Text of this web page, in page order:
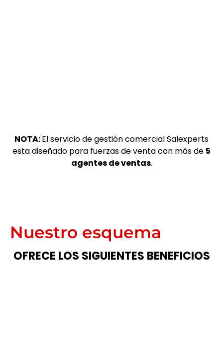
NOTA:El servicio de gestión comercial Salexperts
esta diseñado para fuerzas de venta con más de 5
agentes de ventas.
Nuestro esquema
OFRECE LOS SIGUIENTES BENEFICIOS